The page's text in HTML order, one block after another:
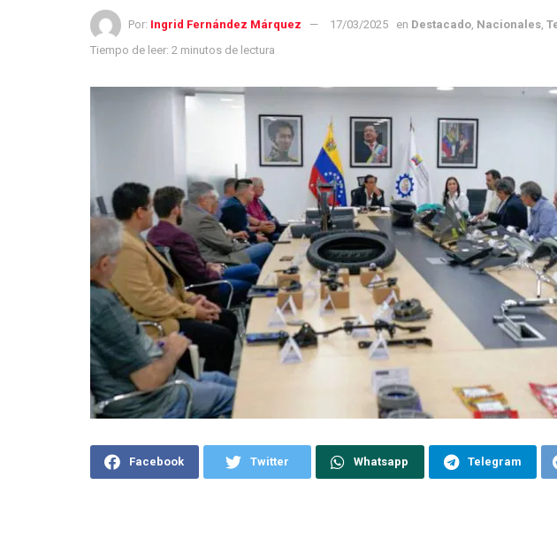
Por: Ingrid Fernández Márquez 17/03/2025 en Destacado Nacionales
Tiempo de leer: 2 minutos de lectura
Facebook Twitter Whatsapp Telegram